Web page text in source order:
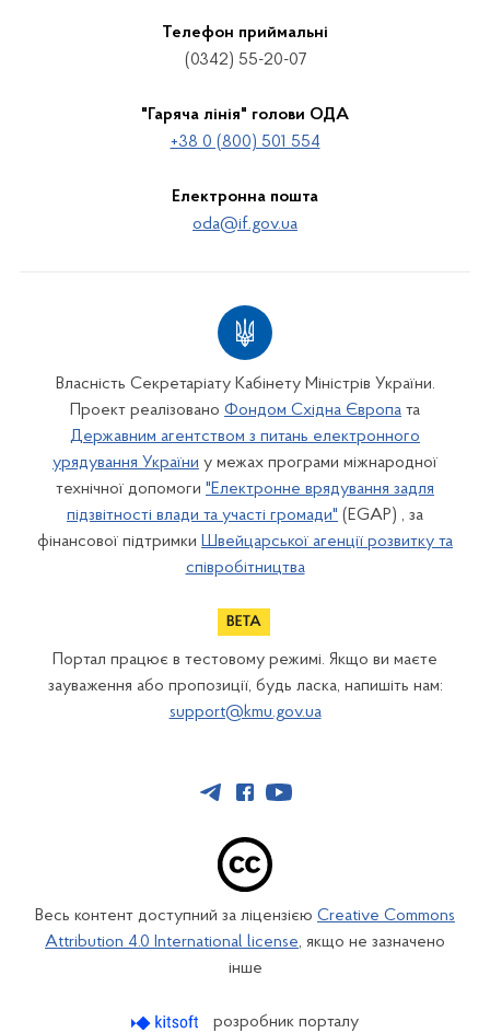
Телефон приймальні
(0342) 55-20-07
"Гаряча лінія" голови ОДА
+38 0 (800) 501 554
Електронна пошта
oda@if.gov.ua
Власність Секретаріату Кабінету Міністрів України.
Проект реалізовано Фондом Східна Європа та
Державним агентством з питань електронного
урядування України у межах програми міжнародної
технічної допомоги "Електронне врядування задля
підзвітності влади та участі громади" (EGAP) , за
фінансової підтримки Швейцарської агенції розвитку та
співробітництва
Портал працює в тестовому режимі. Якщо ви маєте
зауваження або пропозиції, будь ласка, напишіть нам:
support@kmu.gov.ua
Весь контент доступний за ліцензією Creative Commons
Attribution 4.0 International license, якщо не зазначено
інше
розробник порталу